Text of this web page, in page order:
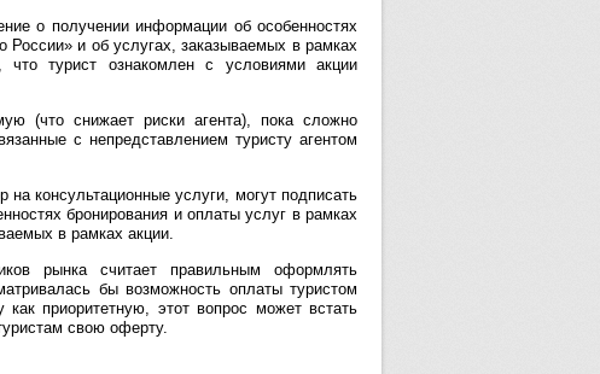
о получении информации об особенностях
России» и об услугах, заказываемых в рамках
турист ознакомлен с условиями акции
(что снижает риски агента), пока сложно
с непредставлением туристу агентом
консультационные услуги, могут подписать
бронирования и оплаты услуг в рамках
в рамках акции.
рынка считает правильным оформлять
бы возможность оплаты туристом
приоритетную, этот вопрос может встать
свою оферту.